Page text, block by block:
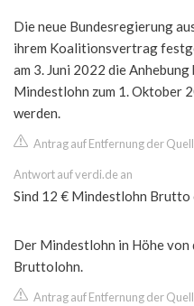
Die neue Bundesregierung
ihrem Koalitionsvertrag
am 3. Juni 2022 die
Mindestlohn zum 1. Oktober
werden.
Antrag auf Entfernung der
Antwort auf verdi.de an
Sind 12 € Mindestlohn Brutto
Der Mindestlohn in Höhe
Bruttolohn.
Antrag auf Entfernung der